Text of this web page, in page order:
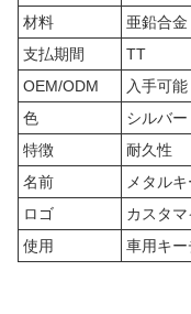
材料
亜鉛合金
支払期間
TT
OEM/ODM
入手可能
色
シルバー
特徴
耐久性
名前
メタル
ロゴ
カスタ
使用
車用キ